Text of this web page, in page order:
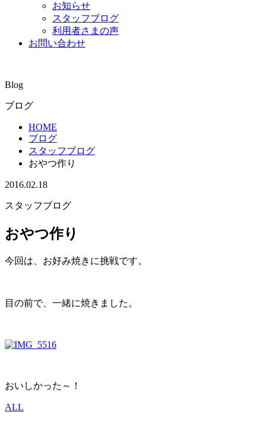
お知らせ
スタッフブログ
利用者さまの声
お問い合わせ
Blog
ブログ
HOME
ブログ
スタッフブログ
おやつ作り
2016.02.18
スタッフブログ
おやつ作り
今回は、お好み焼きに挑戦です。
目の前で、一緒に焼きました。
おいしかった～！
ALL